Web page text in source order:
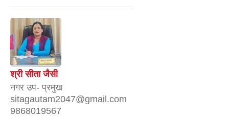
श्री सीता जैसी
नगर उप- प्रमुख
sitagautam2047@gmail.com
9868019567